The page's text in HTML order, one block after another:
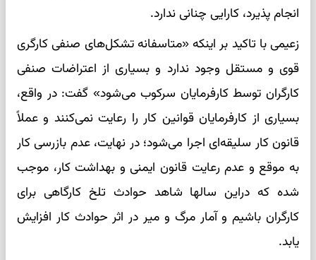
انجام پذیرد، کارایی چنانی ندارد.
زعیمی با تاکید بر اینکه «متاسفانه تشکل‌های صنفی کارگری
قوی و مستقل وجود ندارد و بسیاری از اعتراضات صنفی
کارگران توسط کارفرمایان سرکوب می‌شود» گفت: در واقع،
بسیاری از کارفرمایان قوانین کار را رعایت نمی‌کنند و عملاً
قانون کار سلیقه‌ای اجرا می‌شود؛ در نهایت، عدم بازرسی کار
به موقع و عدم رعایت قانون ایمنی و بهداشت کار، موجب
شده که دراین سالها شاهد حوادث تلخ کارگاهی برای
کارگران باشیم و آمار مرگ و میر در اثر حوادث کار افزایش
یابد.